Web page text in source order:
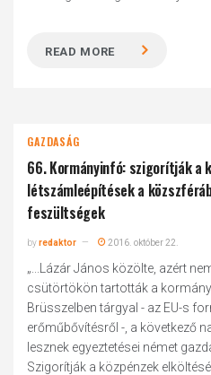
READ MORE
GAZDASÁG
66. Kormányinfó: szigorítják a
létszámleépítések a
feszültségek
byredaktor 2016. október 22.
„...Lázár János közölte, azért
csütörtökön tartották a
Brüsszelben tárgyal - az EU-s
erőműbővítésről -, a következő
lesznek egyeztetései német
Szigorítják a közpénzek